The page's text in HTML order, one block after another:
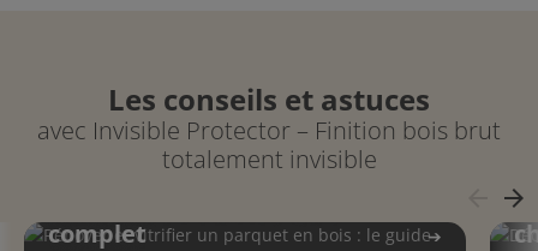
Les conseils et astuces
avec Invisible Protector – Finition bois brut
totalement invisible
arrow_forward
Rénover et vitrifier un
complet